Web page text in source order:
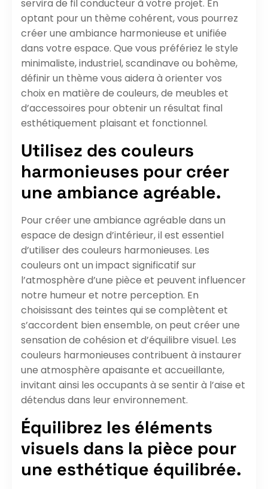
servira de fil conducteur à votre projet. En
optant pour un thème cohérent, vous pourrez
créer une ambiance harmonieuse et unifiée
dans votre espace. Que vous préfériez le style
minimaliste, industriel, scandinave ou bohème,
définir un thème vous aidera à orienter vos
choix en matière de couleurs, de meubles et
d’accessoires pour obtenir un résultat final
esthétiquement plaisant et fonctionnel.
Utilisez des couleurs
harmonieuses pour créer
une ambiance agréable.
Pour créer une ambiance agréable dans un
espace de design d’intérieur, il est essentiel
d’utiliser des couleurs harmonieuses. Les
couleurs ont un impact significatif sur
l’atmosphère d’une pièce et peuvent influencer
notre humeur et notre perception. En
choisissant des teintes qui se complètent et
s’accordent bien ensemble, on peut créer une
sensation de cohésion et d’équilibre visuel. Les
couleurs harmonieuses contribuent à instaurer
une atmosphère apaisante et accueillante,
invitant ainsi les occupants à se sentir à l’aise et
détendus dans leur environnement.
Équilibrez les éléments
visuels dans la pièce pour
une esthétique équilibrée.